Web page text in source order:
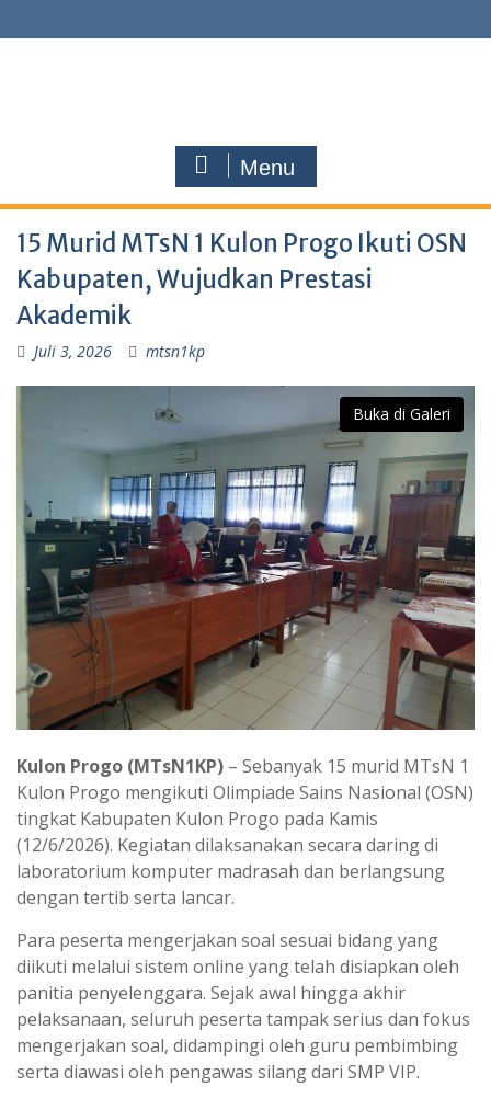
Menu
15 Murid MTsN 1 Kulon Progo Ikuti OSN
Kabupaten, Wujudkan Prestasi
Akademik
Juli 3, 2026 mtsn1kp
Buka di Galeri
Kulon Progo (MTsN1KP) – Sebanyak 15 murid MTsN 1
Kulon Progo mengikuti Olimpiade Sains Nasional (OSN)
tingkat Kabupaten Kulon Progo pada Kamis
(12/6/2026). Kegiatan dilaksanakan secara daring di
laboratorium komputer madrasah dan berlangsung
dengan tertib serta lancar.
Para peserta mengerjakan soal sesuai bidang yang
diikuti melalui sistem online yang telah disiapkan oleh
panitia penyelenggara. Sejak awal hingga akhir
pelaksanaan, seluruh peserta tampak serius dan fokus
mengerjakan soal, didampingi oleh guru pembimbing
serta diawasi oleh pengawas silang dari SMP VIP.